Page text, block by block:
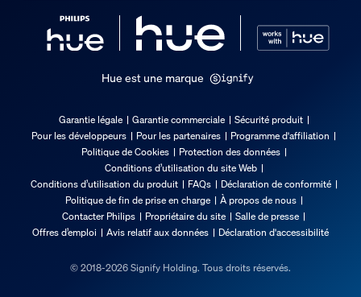
Hue est une marque
Garantie légale Garantie commerciale
Sécurité produit
Pour les développeurs
Pour les partenaires
Programme d'affiliation
Politique de Cookies
Protection des données
Conditions d’utilisation du site Web
Conditions d’utilisation du produit
FAQs
Déclaration de conformité
Politique de fin de prise en charge
À propos de nous
Contacter Philips
Propriétaire du site
Salle de presse
Offres d’emploi
Avis relatif aux données Déclaration d'accessibilité
© 2018-2026 Signify Holding. Tous droits réservés.